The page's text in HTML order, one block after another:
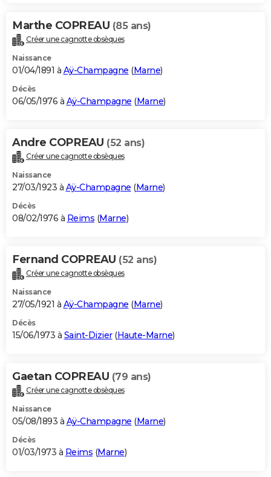
Marthe COPREAU (85 ans)
Créer une cagnotte obsèques
Naissance
01/04/1891 à Aÿ-Champagne (Marne)
Décès
06/05/1976 à Aÿ-Champagne (Marne)
Andre COPREAU (52 ans)
Créer une cagnotte obsèques
Naissance
27/03/1923 à Aÿ-Champagne (Marne)
Décès
08/02/1976 à Reims (Marne)
Fernand COPREAU (52 ans)
Créer une cagnotte obsèques
Naissance
27/05/1921 à Aÿ-Champagne (Marne)
Décès
15/06/1973 à Saint-Dizier(Haute-Marne)
Gaetan COPREAU (79 ans)
Créer une cagnotte obsèques
Naissance
05/08/1893 à Aÿ-Champagne (Marne)
Décès
01/03/1973 à Reims (Marne)